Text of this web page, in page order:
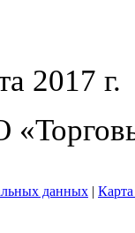
2017 г.
данных | Карта